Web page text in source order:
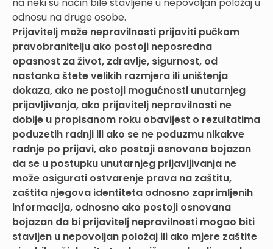
odnosu na druge osobe.
Prijavitelj može nepravilnosti prijaviti pučkom
pravobranitelju ako postoji neposredna
opasnost za život, zdravlje, sigurnost, od
nastanka štete velikih razmjera ili uništenja
dokaza, ako ne postoji mogućnosti unutarnjeg
prijavljivanja, ako prijavitelj nepravilnosti ne
dobije u propisanom roku obavijest o rezultatima
poduzetih radnji ili ako se ne poduzmu nikakve
radnje po prijavi, ako postoji osnovana bojazan
da se u postupku unutarnjeg prijavljivanja ne
može osigurati ostvarenje prava na zaštitu,
zaštita njegova identiteta odnosno zaprimljenih
informacija, odnosno ako postoji osnovana
bojazan da bi prijavitelj nepravilnosti mogao biti
stavljen u nepovoljan položaj ili ako mjere zaštite